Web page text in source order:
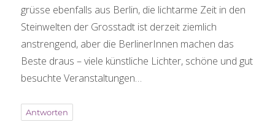
grüsse ebenfalls aus Berlin, die lichtarme Zeit in den
Steinwelten der Grosstadt ist derzeit ziemlich
anstrengend, aber die BerlinerInnen machen das
Beste draus – viele künstliche Lichter, schöne und gut
besuchte Veranstaltungen…
Antworten